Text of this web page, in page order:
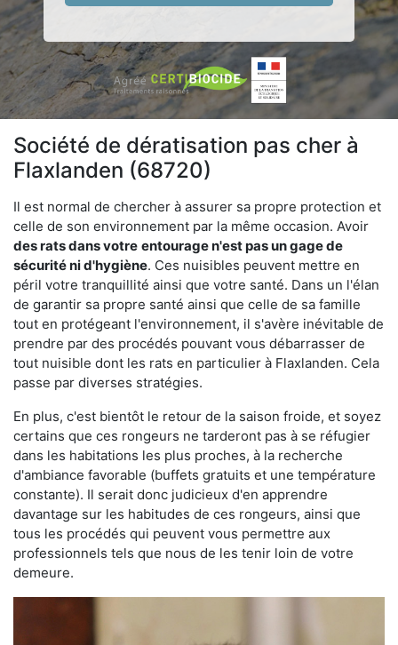
Société de dératisation pas cher à
Flaxlanden (68720)
Il est normal de chercher à assurer sa propre protection et
celle de son environnement par la même occasion. Avoir
des rats dans votre entourage n'est pas un gage de
sécurité ni d'hygiène. Ces nuisibles peuvent mettre en
péril votre tranquillité ainsi que votre santé. Dans un l'élan
de garantir sa propre santé ainsi que celle de sa famille
tout en protégeant l'environnement, il s'avère inévitable de
prendre par des procédés pouvant vous débarrasser de
tout nuisible dont les rats en particulier à Flaxlanden. Cela
passe par diverses stratégies.
En plus, c'est bientôt le retour de la saison froide, et soyez
certains que ces rongeurs ne tarderont pas à se réfugier
dans les habitations les plus proches, à la recherche
d'ambiance favorable (buffets gratuits et une température
constante). Il serait donc judicieux d'en apprendre
davantage sur les habitudes de ces rongeurs, ainsi que
tous les procédés qui peuvent vous permettre aux
professionnels tels que nous de les tenir loin de votre
demeure.